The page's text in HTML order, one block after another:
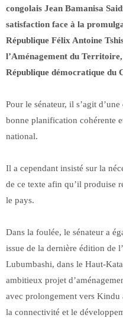
congolais Jean Bamanisa
satisfaction face à la
République Félix Antoine
l’Aménagement du
République démocratique du
Pour le sénateur, il s’agit
bonne planification cohérente
national.
Il a cependant insisté sur la
de ce texte afin qu’il produise
le pays.
Dans la foulée, le sénateur a
issue de la dernière édition de
Lubumbashi, dans le Haut-
ambitieux projet
avec prolongement vers
la connectivité et le